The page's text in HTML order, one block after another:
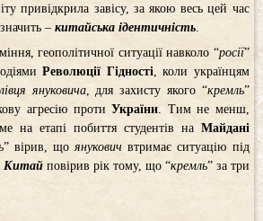
привідкрила завісу, за якою весь цей час
значить –китайська ідентичність
геополітичної ситуації навколо “росії”
Революції Гідності , коли українцям
януковича, для захисту якого “кремль”
агресію протиУкраїни . Тим не менш,
на етапі побиття студентів на Майдані
” вірив, щоянукович втримає ситуацію під
Китайповірив рік тому, що “кремль” за три